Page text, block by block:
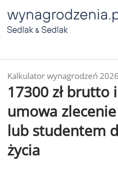
Kalkulator wynagrodzeń 2026
17300 zł
umowa
lub studentem
życia